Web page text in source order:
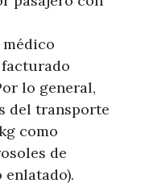
lo general,
del transporte
como
de